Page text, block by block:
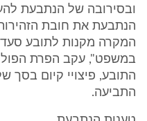
ובסירובה של הנתבעת
הנתבעת את חובת
המקרה מקנות לתובע
במשפט", עקב הפרת
התביעה.